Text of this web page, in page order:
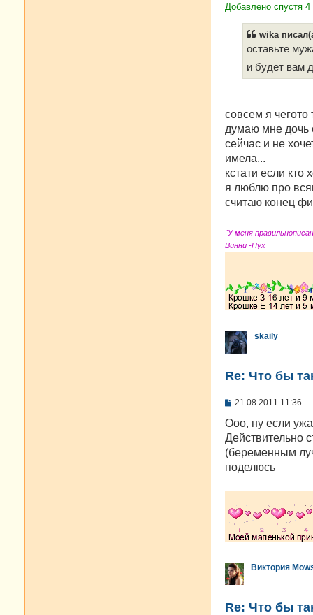
Добавлено спустя
wika
оставьте
и будет вам
совсем я
думаю мне дочь
сейчас и не
имела...
кстати если кто
я люблю про
считаю конец
"У меня
Винни -Пух
skaily
Re: Что бы
С
о
щ
е
и
21.08.2011 11:36
Ооо, ну если
Действительно
(беременным
поделюсь
Виктория
Re: Что бы